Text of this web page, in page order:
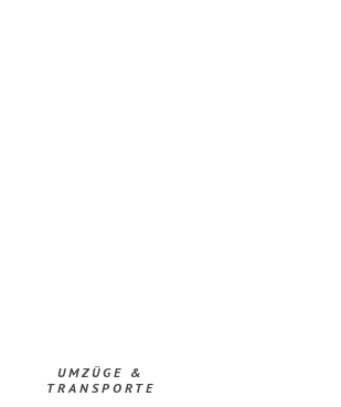
UMZÜGE &
TRANSPORTE